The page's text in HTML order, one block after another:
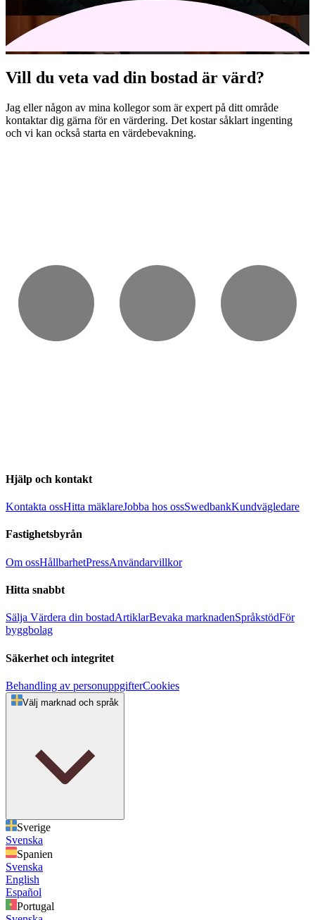
Vill du veta vad din bostad är värd?
Jag eller någon av mina kollegor som är expert på ditt område
kontaktar dig gärna för en värdering. Det kostar såklart ingenting
och vi kan också starta en värdebevakning.
Hjälp och kontakt
Kontakta ossHitta mäklareJobba hos ossSwedbankKundvägledare
Fastighetsbyrån
Om ossHållbarhetPressAnvändarvillkor
Hitta snabbt
Sälja Värdera din bostadArtiklarBevaka marknadenSpråkstödFör
byggbolag
Säkerhet och integritet
Behandling av personuppgifterCookies
Välj marknad och språk
Sverige
Svenska
Spanien
Svenska
English
Español
Portugal